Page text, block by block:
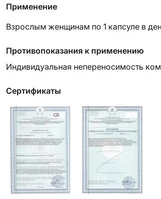
Применение
Взрослым женщинам по 1 капсуле в
Противопоказания к применению
Индивидуальная непереносимость
Сертификаты